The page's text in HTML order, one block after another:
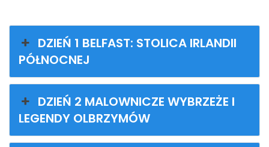
DZIEŃ 1 BELFAST: STOLICA IRLANDII
PÓŁNOCNEJ
DZIEŃ 2 MALOWNICZE WYBRZEŻE I
LEGENDY OLBRZYMÓW